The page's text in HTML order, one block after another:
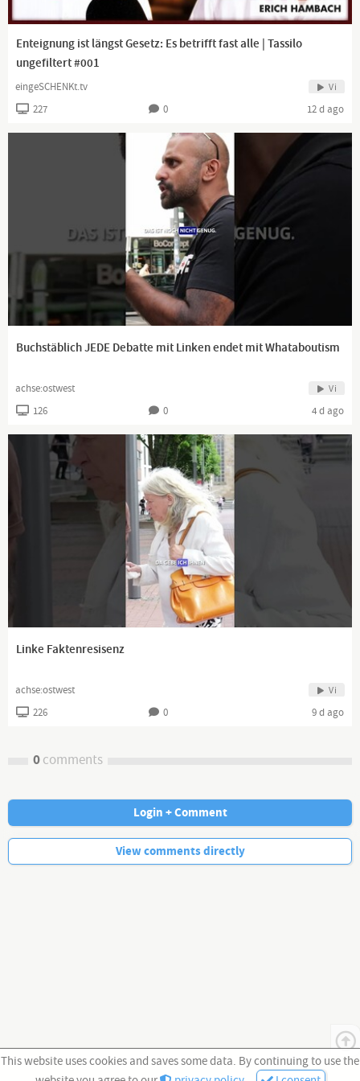
This website uses cookies and saves some data. By continuing to use the
Enteignung ist längst Gesetz: Es betrifft fast alle | Tassilo
ungefiltert #001
eingeSCHENKt.tv Vi
227 0 12 d ago
Buchstäblich JEDE Debatte mit Linken endet mit Whataboutism
achse:ostwest Vi
126 0 4 d ago
Linke Faktenresisenz
achse:ostwest Vi
226 0 9 d ago
0comments
No more comments.
Login + Comment
View comments directly